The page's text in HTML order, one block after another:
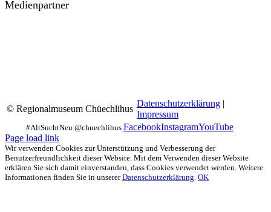
Medienpartner
© Regionalmuseum Chüechlihus
Datenschutzerklärung |
Impressum
FacebookInstagramYouTube
Page load link
Wir verwenden Cookies zur Unterstützung und Verbesserung der
Benutzerfreundlichkeit dieser Website. Mit dem Verwenden dieser Website
erklären Sie sich damit einverstanden, dass Cookies verwendet werden. Weitere
Informationen finden Sie in unsererDatenschutzerklärung OK